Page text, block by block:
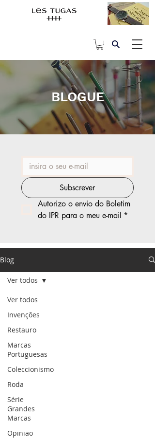
BLOGUE
Subscrever
Autorizo o envio do Boletim
do IPR para o meu e-mail *
Blog
Ver todos
Invenções
Restauro
Marcas
Portuguesas
Coleccionismo
Roda
Série
Grandes
Marcas
Opinião
Ver todos